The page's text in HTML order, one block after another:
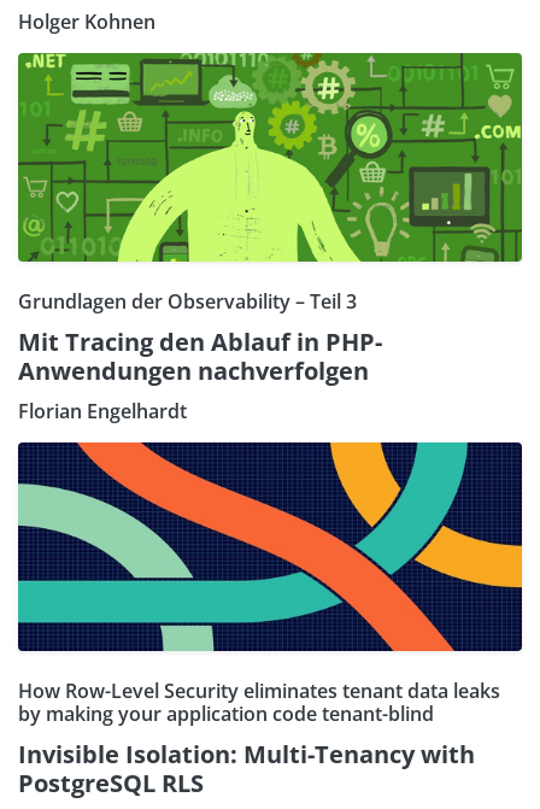
Holger Kohnen
Grundlagen der Observability – Teil 3
Mit Tracing den Ablauf in PHP-
Anwendungen nachverfolgen
Florian Engelhardt
How Row-Level Security eliminates tenant data leaks
by making your application code tenant-blind
Invisible Isolation: Multi-Tenancy with
PostgreSQL RLS